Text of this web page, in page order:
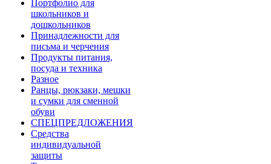
Портфолио для
школьников и
дошкольников
Принадлежности для
письма и черчения
Продукты питания,
посуда и техника
Разное
Ранцы, рюкзаки, мешки
и сумки для сменной
обуви
СПЕЦПРЕДЛОЖЕНИЯ
Средства
индивидуальной
защиты